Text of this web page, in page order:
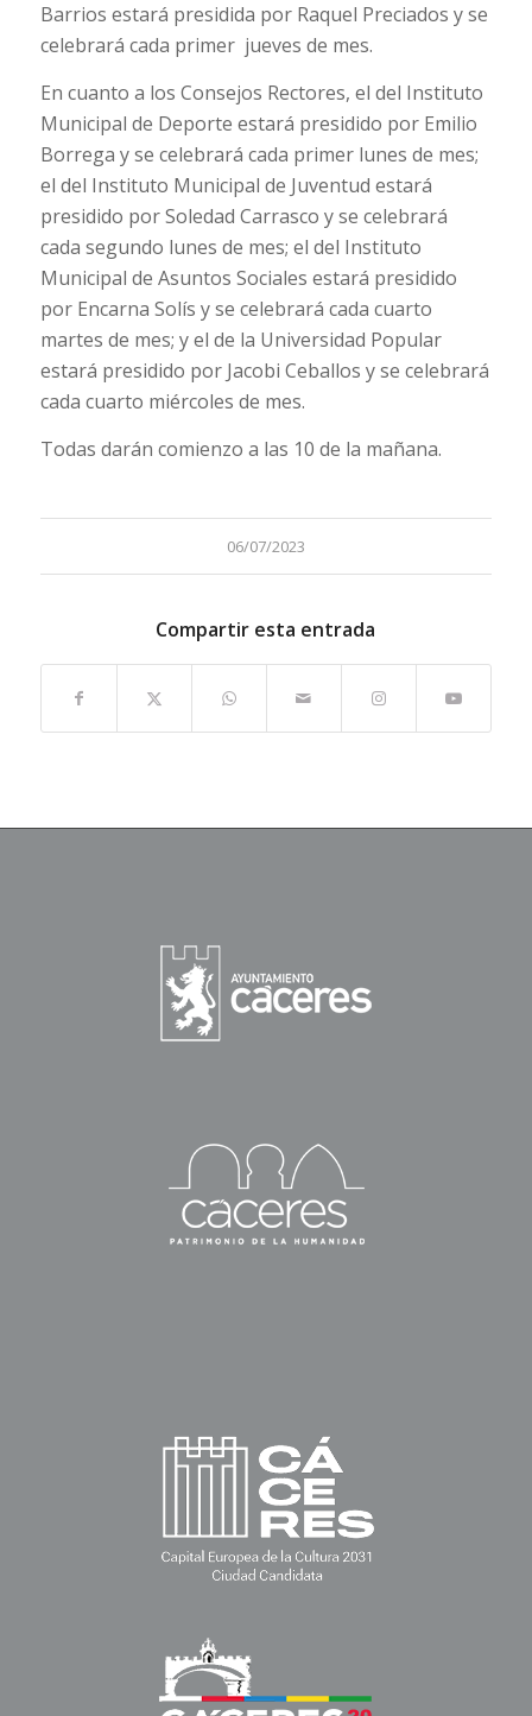
Barrios estará presidida por Raquel Preciados y se
celebrará cada primer jueves de mes.
En cuanto a los Consejos Rectores, el del Instituto
Municipal de Deporte estará presidido por Emilio
Borrega y se celebrará cada primer lunes de mes;
el del Instituto Municipal de Juventud estará
presidido por Soledad Carrasco y se celebrará
cada segundo lunes de mes; el del Instituto
Municipal de Asuntos Sociales estará presidido
por Encarna Solís y se celebrará cada cuarto
martes de mes; y el de la Universidad Popular
estará presidido por Jacobi Ceballos y se celebrará
cada cuarto miércoles de mes.
Todas darán comienzo a las 10 de la mañana.
06/07/2023
Compartir esta entrada